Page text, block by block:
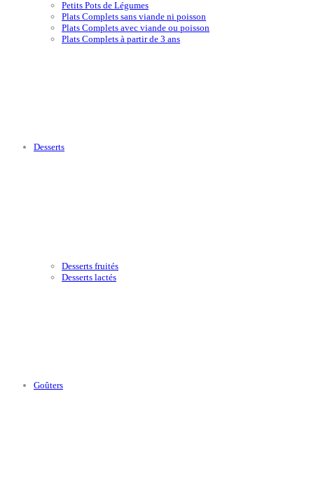
Petits Pots de Légumes
Plats Complets sans viande ni poisson
Plats Complets avec viande ou poisson
Plats Complets à partir de 3 ans
Desserts
Desserts fruités
Desserts lactés
Goûters